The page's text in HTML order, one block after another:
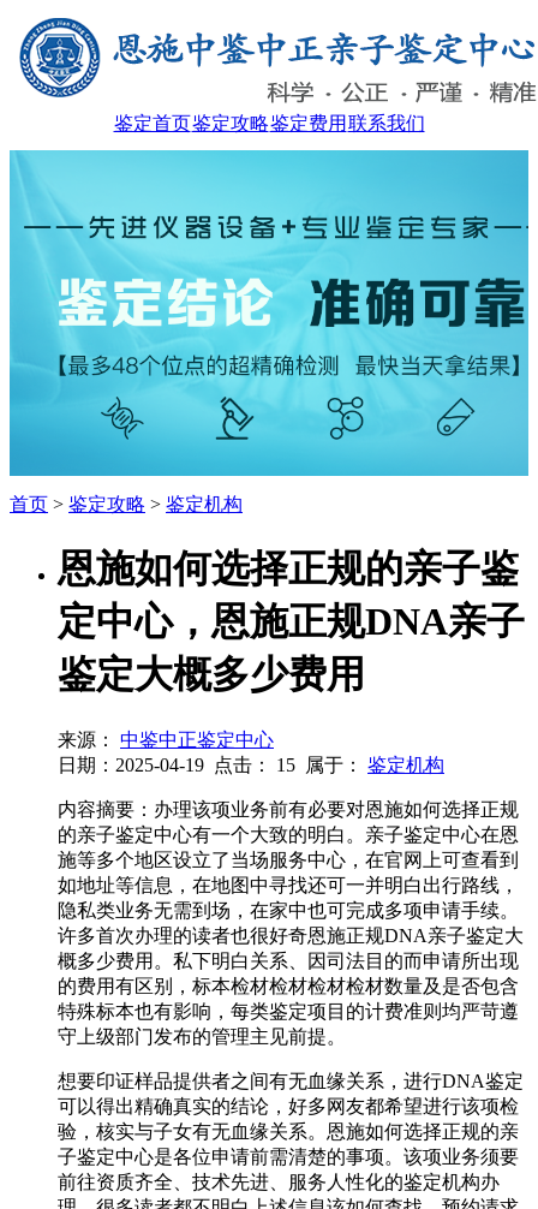
鉴定首页鉴定攻略鉴定费用 联系我们
首页 > 鉴定攻略 > 鉴定机构
恩施如何选择正规的亲子鉴
定中心，恩施正规DNA亲子
鉴定大概多少费用
来源：
中鉴中正鉴定中心
日期：2025-04-19 点击： 15 属于： 鉴定机构
内容摘要：办理该项业务前有必要对恩施如何选择正规
的亲子鉴定中心有一个大致的明白。亲子鉴定中心在恩
施等多个地区设立了当场服务中心，在官网上可查看到
如地址等信息，在地图中寻找还可一并明白出行路线，
隐私类业务无需到场，在家中也可完成多项申请手续。
许多首次办理的读者也很好奇恩施正规DNA亲子鉴定大
概多少费用。私下明白关系、因司法目的而申请所出现
的费用有区别，标本检材检材检材检材数量及是否包含
特殊标本也有影响，每类鉴定项目的计费准则均严苛遵
守上级部门发布的管理主见前提。
想要印证样品提供者之间有无血缘关系，进行DNA鉴定
可以得出精确真实的结论，好多网友都希望进行该项检
验，核实与子女有无血缘关系。恩施如何选择正规的亲
子鉴定中心是各位申请前需清楚的事项。该项业务须要
前往资质齐全、技术先进、服务人性化的鉴定机构办